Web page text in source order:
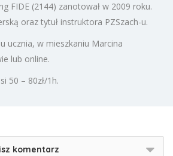
FIDE (2144) zanotował w 2009 roku.
oraz tytuł instruktora PZSzach-u.
ucznia, w mieszkaniu Marcina
lub online.
50 – 80zł/1h.
komentarz